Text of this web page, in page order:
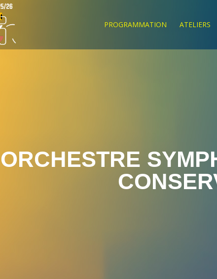
PROGRAMMATION ATELIERS
ORCHESTRE